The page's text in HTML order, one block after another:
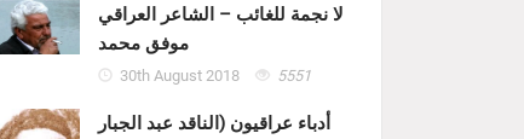
لا نجمة للغائب – الشاعر العراقي
موفق محمد
30th August 2018 5551
أدباء عراقيون (الناقد عبد الجبار